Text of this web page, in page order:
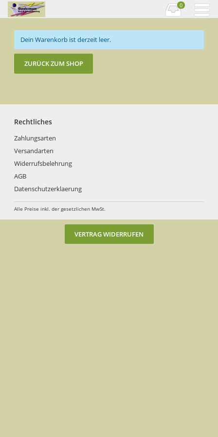
0
Dein Warenkorb ist derzeit leer.
ZURÜCK ZUM SHOP
Rechtliches
Zahlungsarten
Versandarten
Widerrufsbelehrung
AGB
Datenschutzerklaerung
Alle Preise inkl. der gesetzlichen MwSt.
VERTRAG WIDERRUFEN